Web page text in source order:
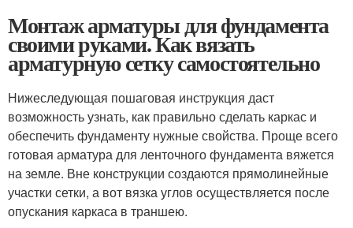
Монтаж арматуры для фундамента
своими руками. Как вязать
арматурную сетку самостоятельно
Нижеследующая пошаговая инструкция даст
возможность узнать, как правильно сделать каркас и
обеспечить фундаменту нужные свойства. Проще всего
готовая арматура для ленточного фундамента вяжется
на земле. Вне конструкции создаются прямолинейные
участки сетки, а вот вязка углов осуществляется после
опускания каркаса в траншею.